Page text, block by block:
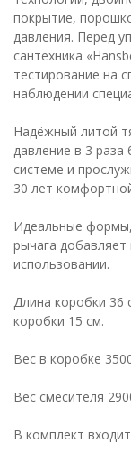
покрытие,
давления. Перед
сантехника
тестирование на
наблюдении
Надёжный литой
давление в 3
системе и
30 лет
Идеальные
рычага
использовании.
Длина коробки 36
коробки 15 см.
Вес в коробке
Вес смесителя
В комплект